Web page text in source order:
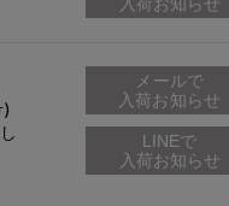
メールで
入荷お知らせ